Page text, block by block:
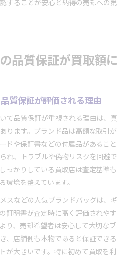
することが安心と納得の売却への第
品質保証が買取額に
質保証が評価される理由
て品質保証が重視される理由は、真
ります。ブランド品は高額な取引が
ドや保証書などの付属品があること
れ、トラブルや偽物リスクを回避で
っかりしている買取店は査定基準も
環境を整えています。
スなどの人気ブランドバッグは、ギ
証明書が査定時に高く評価されやす
り、売却希望者は安心して大切なブ
、店舗側も本物であると保証できる
が大きいです。特に初めて買取を利